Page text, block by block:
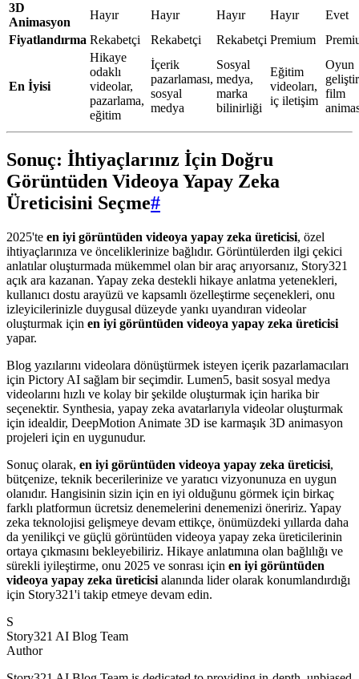
3D
Animasyon
Hayır Hayır Hayır Hayır
Evet
Fiyatlandırma Rekabetçi Rekabetçi Rekabetçi Premium
En İyisi
Hikaye
odaklı
videolar,
pazarlama,
eğitim
İçerik
pazarlaması,
sosyal
medya
Sosyal
medya,
marka
bilinirliği
Eğitim
videoları,
iç iletişim
Oyun
film
Sonuç: İhtiyaçlarınız İçin Doğru
Görüntüden Videoya Yapay Zeka
Üreticisini Seçme#
2025'te en iyi görüntüden videoya yapay zeka üreticisi, özel
ihtiyaçlarınıza ve önceliklerinize bağlıdır. Görüntülerden ilgi çekici
anlatılar oluşturmada mükemmel olan bir araç arıyorsanız, Story321
açık ara kazanan. Yapay zeka destekli hikaye anlatma yetenekleri,
kullanıcı dostu arayüzü ve kapsamlı özelleştirme seçenekleri, onu
izleyicilerinizle duygusal düzeyde yankı uyandıran videolar
oluşturmak için en iyi görüntüden videoya yapay zeka üreticisi
yapar.
Blog yazılarını videolara dönüştürmek isteyen içerik pazarlamacıları
için Pictory AI sağlam bir seçimdir. Lumen5, basit sosyal medya
videolarını hızlı ve kolay bir şekilde oluşturmak için harika bir
seçenektir. Synthesia, yapay zeka avatarlarıyla videolar oluşturmak
için idealdir, DeepMotion Animate 3D ise karmaşık 3D animasyon
projeleri için en uygunudur.
Sonuç olarak, en iyi görüntüden videoya yapay zeka üreticisi,
bütçenize, teknik becerilerinize ve yaratıcı vizyonunuza en uygun
olanıdır. Hangisinin sizin için en iyi olduğunu görmek için birkaç
farklı platformun ücretsiz denemelerini denemenizi öneririz. Yapay
zeka teknolojisi gelişmeye devam ettikçe, önümüzdeki yıllarda daha
da yenilikçi ve güçlü görüntüden videoya yapay zeka üreticilerinin
ortaya çıkmasını bekleyebiliriz. Hikaye anlatımına olan bağlılığı ve
sürekli iyileştirme, onu 2025 ve sonrası için en iyi görüntüden
videoya yapay zeka üreticisi alanında lider olarak konumlandırdığı
için Story321'i takip etmeye devam edin.
S
Story321 AI Blog Team
Author